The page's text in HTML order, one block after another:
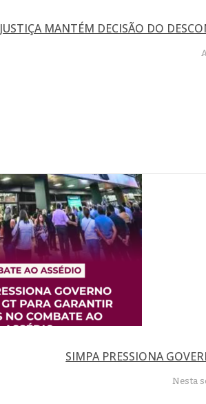
JUSTIÇA MANTÉM DECISÃO DO
SIMPA PRESSIONA
Nesta